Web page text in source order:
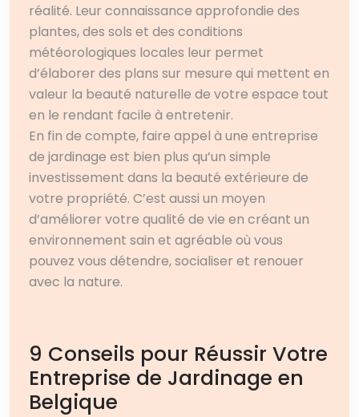
réalité. Leur connaissance approfondie des
plantes, des sols et des conditions
météorologiques locales leur permet
d’élaborer des plans sur mesure qui mettent en
valeur la beauté naturelle de votre espace tout
en le rendant facile à entretenir.
En fin de compte, faire appel à une entreprise
de jardinage est bien plus qu’un simple
investissement dans la beauté extérieure de
votre propriété. C’est aussi un moyen
d’améliorer votre qualité de vie en créant un
environnement sain et agréable où vous
pouvez vous détendre, socialiser et renouer
avec la nature.
9 Conseils pour Réussir Votre
Entreprise de Jardinage en
Belgique